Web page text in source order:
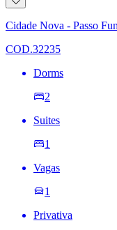
à
lista
de
Cidade Nova - Passo
COD.32235
Dorms
2
Suites
1
Vagas
1
Privativa